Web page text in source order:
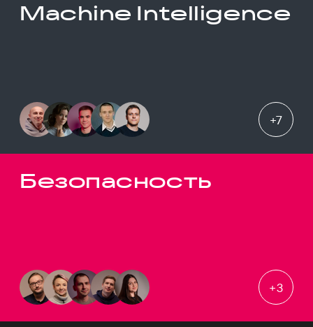
Machine Intelligence
+7
Безопасность
+3